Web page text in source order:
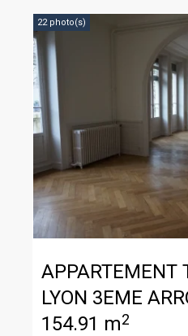
22 photo(s)
APPARTEMENT
LYON 3EME
154.91 m2